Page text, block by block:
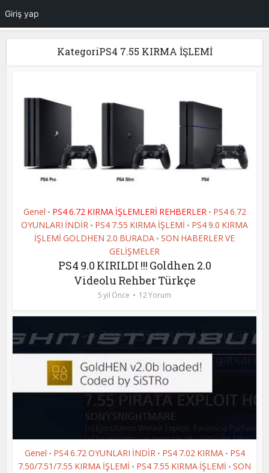
KategoriPS4 7.55 KIRMA İŞLEMİ
Genel • PS4 6.72 KIRMA İŞLEMLERİ REHBERLER • PS4 6.72
OYUNLARI İNDİR • PS4 7.55 KIRMA İŞLEMİ • PS4 9.0 KIRMA
İŞLEMİ GOLDHEN 2.0 BURADA • SON HABERLER VE
GELİŞMELER
PS4 9.0 KIRILDI !!! Goldhen 2.0
Videolu Rehber Türkçe
5 yıl Önce 12 Yorum
Genel • PS4 6.72 OYUNLARI İNDİR • PS4 7.02 KIRMA • PS4
7.50/7.51/7.55 KIRMA İŞLEMİ • PS4 7.55 KIRMA İŞLEMİ • SON
Giriş yap